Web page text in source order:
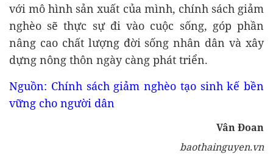
với mô hình sản xuất của mình, chính sách giảm
nghèo sẽ thực sự đi vào cuộc sống, góp phần
nâng cao chất lượng đời sống nhân dân và xây
dựng nông thôn ngày càng phát triển.
Nguồn: Chính sách giảm nghèo tạo sinh kế bền
vững cho người dân
Vân Đoan
baothainguyen.vn